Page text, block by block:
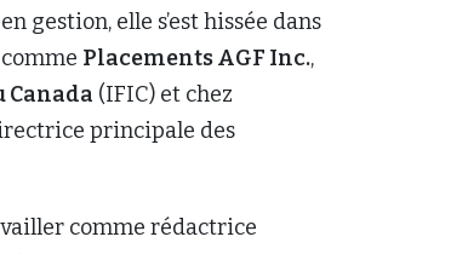
gestion, elle s’est hissée dans
Placements AGF Inc.,
Canada (IFIC) et chez
principale des
comme rédactrice